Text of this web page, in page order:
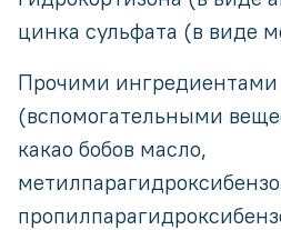
цинка сульфата (в виде
Прочими ингредиентами
(вспомогательными
какао бобов масло,